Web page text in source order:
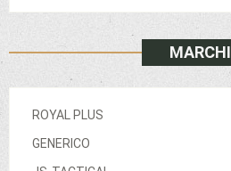
MARCHI
ROYAL PLUS
GENERICO